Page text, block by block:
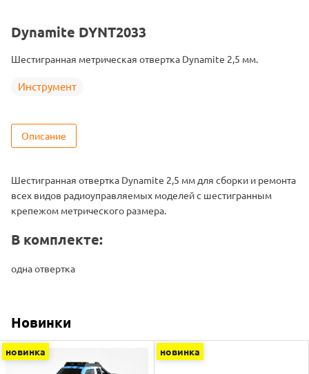
Dynamite DYNT2033
Шестигранная метрическая отвертка Dynamite 2,5 мм.
Инструмент
Описание
Шестигранная отвертка Dynamite 2,5 мм для сборки и ремонта
всех видов радиоуправляемых моделей с шестигранным
крепежом метрического размера.
В комплекте:
одна отвертка
Новинки
новинка новинка